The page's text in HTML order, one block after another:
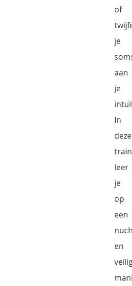
of
je
aan
je
In
deze
leer
je
op
een
en